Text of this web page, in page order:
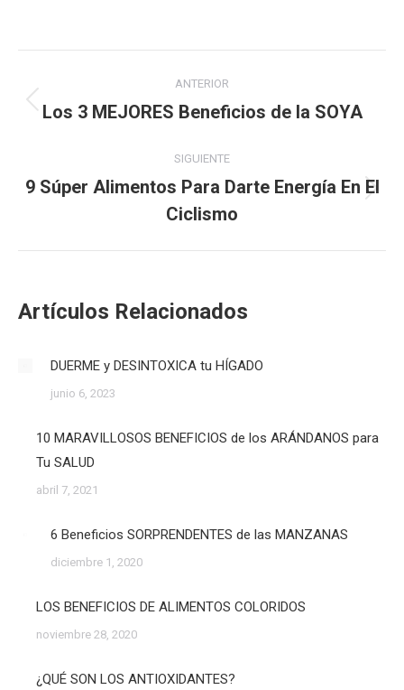
entre
publicaciones
ANTERIOR
Publicación
Los 3 MEJORES Beneficios de la SOYA
SIGUIENTE
Publicación
siguiente:
9 Súper Alimentos Para Darte Energía En El
Ciclismo
Artículos Relacionados
DUERME y DESINTOXICA tu HÍGADO
junio 6, 2023
10 MARAVILLOSOS BENEFICIOS de los ARÁNDANOS para
Tu SALUD
abril 7, 2021
6 Beneficios SORPRENDENTES de las MANZANAS
diciembre 1, 2020
LOS BENEFICIOS DE ALIMENTOS COLORIDOS
noviembre 28, 2020
¿QUÉ SON LOS ANTIOXIDANTES?